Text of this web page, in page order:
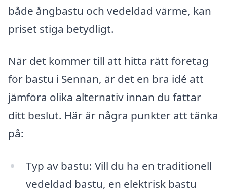
både ångbastu och vedeldad värme, kan
priset stiga betydligt.
När det kommer till att hitta rätt företag
för bastu i Sennan, är det en bra idé att
jämföra olika alternativ innan du fattar
ditt beslut. Här är några punkter att tänka
på:
Typ av bastu: Vill du ha en traditionell
vedeldad bastu, en elektrisk bastu